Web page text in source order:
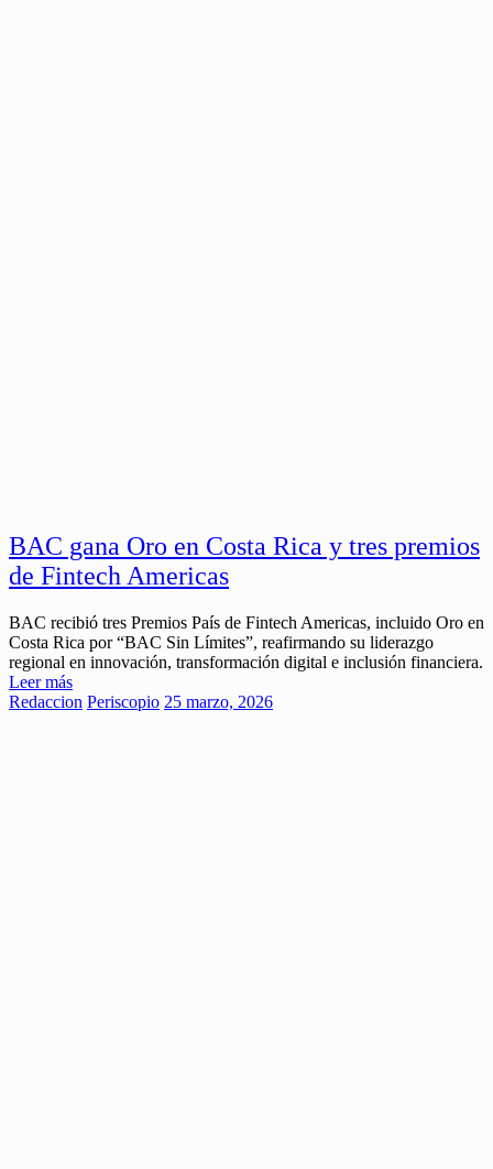
BAC gana Oro en Costa Rica y tres premios
de Fintech Americas
BAC recibió tres Premios País de Fintech Americas, incluido Oro en
Costa Rica por “BAC Sin Límites”, reafirmando su liderazgo
regional en innovación, transformación digital e inclusión financiera.
Leer más
Redaccion Periscopio 25 marzo, 2026